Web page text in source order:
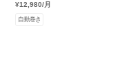
¥12,980/月
自動巻き